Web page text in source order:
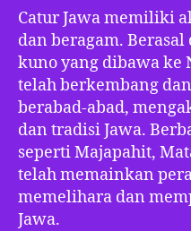
Catur Jawa memiliki
dan beragam.
kuno yang dibawa ke
telah berkembang
berabad-abad,
dan tradisi Jawa.
seperti Majapahit,
telah memainkan
memelihara dan
Jawa.